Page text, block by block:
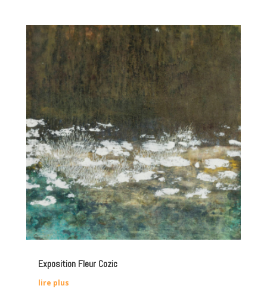
Exposition Fleur Cozic
lire plus